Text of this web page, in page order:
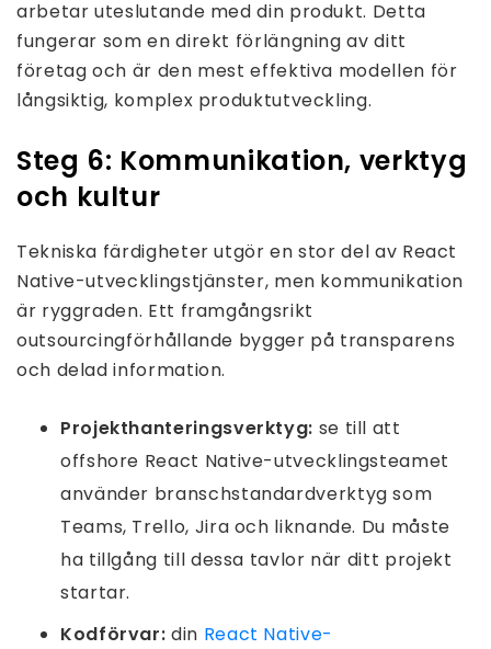
arbetar uteslutande med din produkt. Detta
fungerar som en direkt förlängning av ditt
företag och är den mest effektiva modellen för
långsiktig, komplex produktutveckling.
Steg 6: Kommunikation, verktyg
och kultur
Tekniska färdigheter utgör en stor del av React
Native-utvecklingstjänster, men kommunikation
är ryggraden. Ett framgångsrikt
outsourcingförhållande bygger på transparens
och delad information.
Projekthanteringsverktyg: se till att
offshore React Native-utvecklingsteamet
använder branschstandardverktyg som
Teams, Trello, Jira och liknande. Du måste
ha tillgång till dessa tavlor när ditt projekt
startar.
Kodförvar: din React Native-